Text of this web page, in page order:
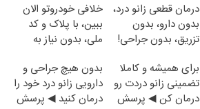
درمان قطعی زانو درد،
بدون دارو، بدون
تزریق، بدون جراحی!
خلافی خودروتو الان
ببین، با پلاک و کد
ملی، بدون نیاز به
برای همیشه و کاملا
تضمینی زانو دردت رو
درمان کن ◀ پرسش
بدون هیچ جراحی و
دارویی زانو درد خود را
درمان کنید ◀ پرسش